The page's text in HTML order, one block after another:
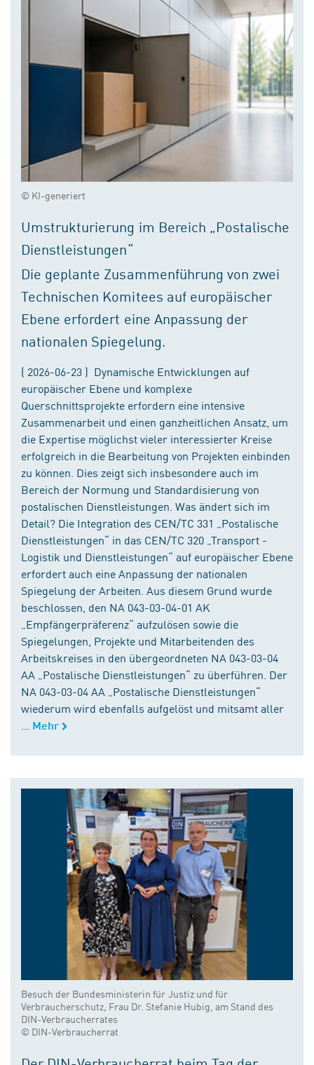
© KI-generiert
Umstrukturierung im Bereich „Postalische
Dienstleistungen“
Die geplante Zusammenführung von zwei
Technischen Komitees auf europäischer
Ebene erfordert eine Anpassung der
nationalen Spiegelung.
( 2026-06-23 ) Dynamische Entwicklungen auf
europäischer Ebene und komplexe
Querschnittsprojekte erfordern eine intensive
Zusammenarbeit und einen ganzheitlichen Ansatz, um
die Expertise möglichst vieler interessierter Kreise
erfolgreich in die Bearbeitung von Projekten einbinden
zu können. Dies zeigt sich insbesondere auch im
Bereich der Normung und Standardisierung von
postalischen Dienstleistungen. Was ändert sich im
Detail? Die Integration des CEN/TC 331 „Postalische
Dienstleistungen“ in das CEN/TC 320 „Transport -
Logistik und Dienstleistungen“ auf europäischer Ebene
erfordert auch eine Anpassung der nationalen
Spiegelung der Arbeiten. Aus diesem Grund wurde
beschlossen, den NA 043-03-04-01 AK
„Empfängerpräferenz“ aufzulösen sowie die
Spiegelungen, Projekte und Mitarbeitenden des
Arbeitskreises in den übergeordneten NA 043-03-04
AA „Postalische Dienstleistungen“ zu überführen. Der
NA 043-03-04 AA „Postalische Dienstleistungen“
wiederum wird ebenfalls aufgelöst und mitsamt aller
Mehr
Besuch der Bundesministerin für Justiz und für
Verbraucherschutz, Frau Dr. Stefanie Hubig, am Stand des
DIN-Verbraucherrates
© DIN-Verbraucherrat